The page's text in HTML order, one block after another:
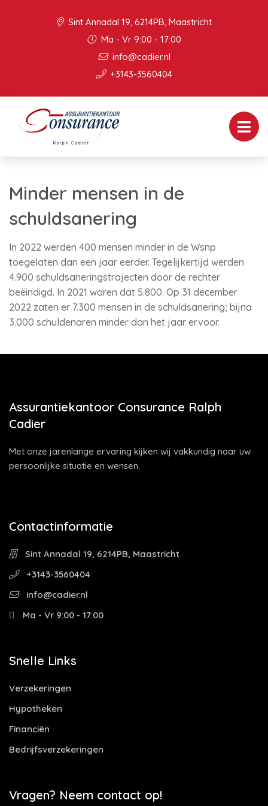
Sint Annadal 19, 6214PB, Maastricht
Ma - Vr 9:00 - 17:00
info@cadier.nl
+3143-3560404
Minder mensen in de
schuldsanering
In 2022 werden 400 mensen minder in de Wsnp
toegelaten dan een jaar eerder. Tegelijkertijd werden
4.900 schuldsaneringstrajecten door de rechter
beëindigd. In 2021 waren dat 5.800. Op 31 december
2022 zaten er 7.300 mensen in de schuldsanering; bijna
3.000 schuldenaren minder dan het jaar ervoor.
Assurantiekantoor Consurance Ralph
Cadier
Met onze jarenlange ervaring kijken wij vakkundig naar uw
persoonlijke situatie en wensen.
Contactinformatie
Sint Annadal 19, 6214PB, Maastricht
+3143-3560404
info@cadier.nl
Ma - Vr 9:00 - 17:00
Snelle Links
Verzekeringen
Hypotheken
Financiën
Bedrijfsverzekeringen
Vragen? Neem contact op!